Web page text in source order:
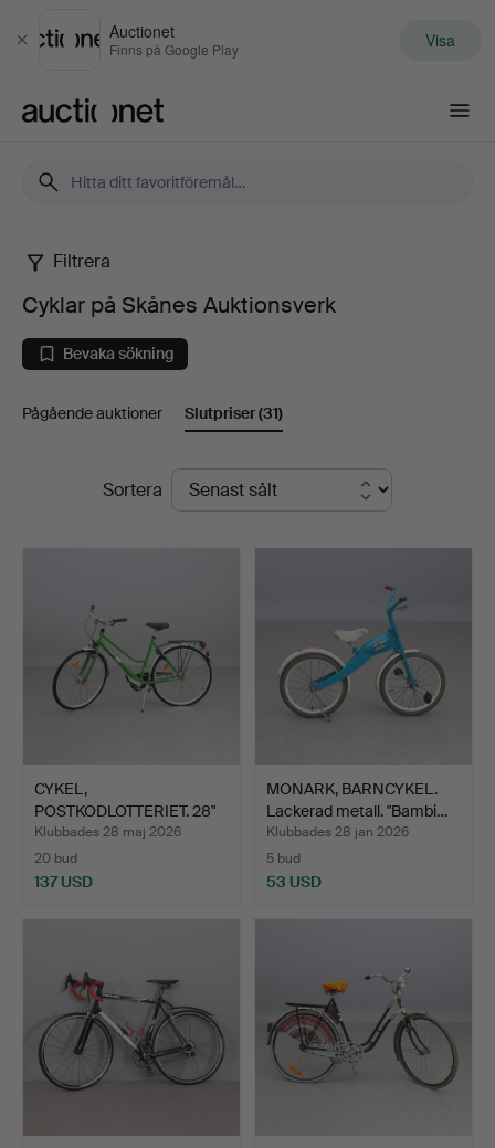
Stäng
Auctionet
Finns på Google Play Visa
Cyklar
på
Skånes
Auktionsverk
Filtrera
Cyklar på Skånes Auktionsverk
Bevaka sökning
Pågående auktioner Slutpriser(31)
SlutpriserSortera
CYKEL,
POSTKODLOTTERIET. 28"
hjul, 3 växla…
Klubbades 28 maj 2026
20 bud
137 USD
MONARK, BARNCYKEL.
Lackerad metall. "Bambi…
Klubbades 28 jan 2026
5 bud
53 USD